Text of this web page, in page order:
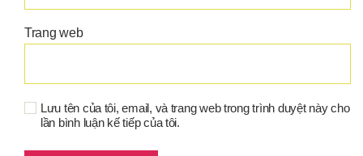
Trang web
Lưu tên của tôi, email, và trang web trong trình duyệt này cho
lần bình luận kế tiếp của tôi.